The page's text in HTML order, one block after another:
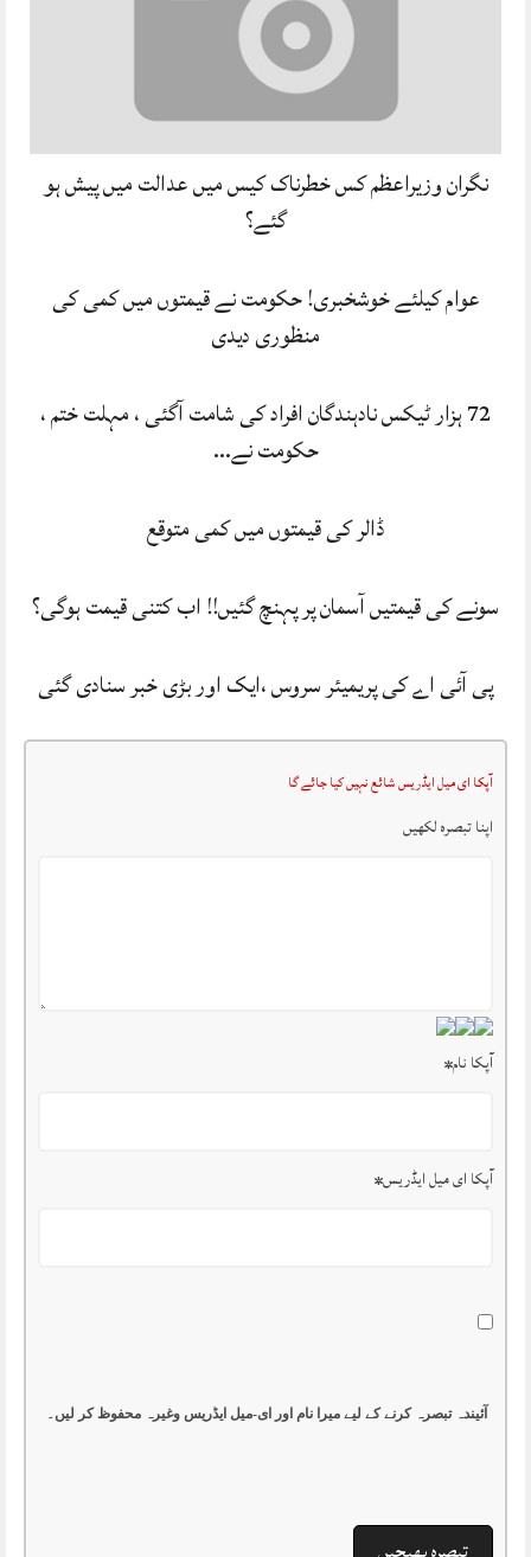
نگران وزیراعظم کس خطرناک کیس میں عدالت میں پیش ہو
گئے؟
عوام کیلئے خوشخبری! حکومت نے قیمتوں میں کمی کی
منظوری دیدی
72 ہزار ٹیکس نادہندگان افراد کی شامت آگئی ، مہلت ختم ،
حکومت نے…
ڈالر کی قیمتوں میں کمی متوقع
سونے کی قیمتیں آسمان پر پہنچ گئیں!! اب کتنی قیمت ہوگی؟
پی آئی اے کی پریمیئر سروس ،ایک اور بڑی خبر سنادی گئی
آپکا ای میل ایڈریس شائع نہیں کیا جائے گا
اپنا تبصرہ لکھیں
آپکا نام*
آپکا ای میل ایڈریس*
آئیندہ تبصرہ کرنے کے لیے میرا نام اور ای-میل ایڈریس وغیرہ محفوظ کر لیں۔